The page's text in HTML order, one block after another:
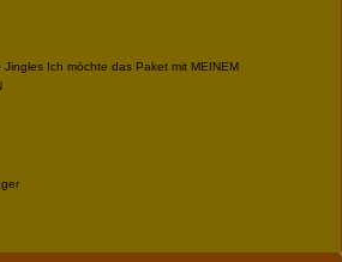
Jingles Ich möchte das Paket mit MEINEM